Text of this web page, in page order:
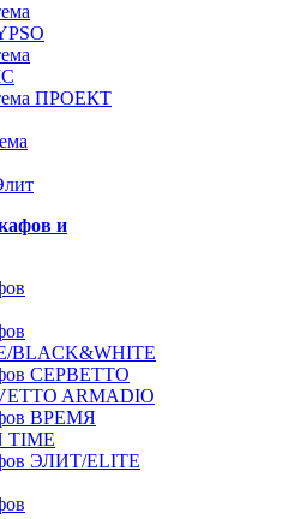
ПРОЕКТ
и
СЕРВЕТТО
ARMADIO
ВРЕМЯ
TIME
ЭЛИТ/ELITE